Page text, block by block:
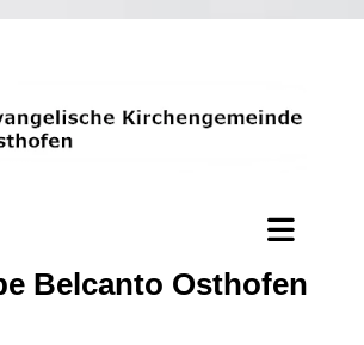
Belcanto Osthofen